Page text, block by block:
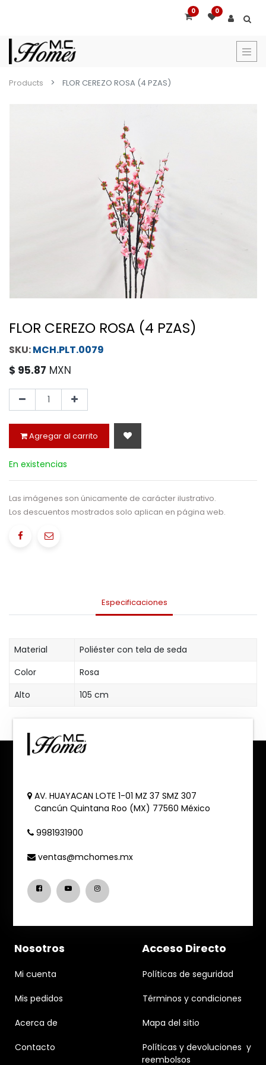
0 0
Products FLOR CEREZO ROSA (4 PZAS)
FLOR CEREZO ROSA (4 PZAS)
MCH.PLT.0079
$ 95.87 MXN
Agregar al carrito
En existencias
Las imágenes son únicamente de carácter ilustrativo.
Los descuentos mostrados solo aplican en página web.
Especificaciones
Material
Poliéster con tela de seda
Color
Rosa
Alto
105 cm
AV. HUAYACAN LOTE 1-01 MZ 37 SMZ 307
Cancún Quintana Roo (MX) 77560 México
9981931900
ventas@mchomes.mx
Nosotros
Mi cuenta
Mis pedidos
Acerca de
Contacto
Acceso Directo
Políticas de seguridad
Términos y condiciones
Mapa del sitio
Políticas y devoluciones y
reembolsos